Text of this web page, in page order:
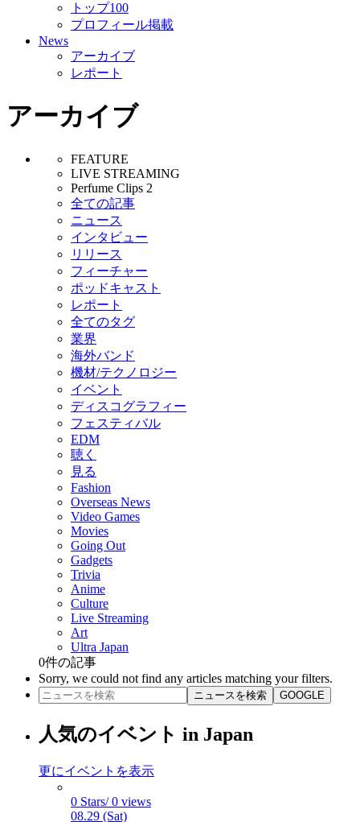
トップ100
プロフィール掲載
News
アーカイブ
レポート
アーカイブ
FEATURE
LIVE STREAMING
Perfume Clips 2
全ての記事
ニュース
インタビュー
リリース
フィーチャー
ポッドキャスト
レポート
全てのタグ
業界
海外バンド
機材/テクノロジー
イベント
ディスコグラフィー
フェスティバル
EDM
聴く
見る
Fashion
Overseas News
Video Games
Movies
Going Out
Gadgets
Trivia
Anime
Culture
Live Streaming
Art
Ultra Japan
0件の記事
Sorry, we could not find any articles matching your filters.
ニュースを検索 GOOGLE
人気のイベント in Japan
更にイベントを表示
0 Stars/ 0 views
08.29 (Sat)